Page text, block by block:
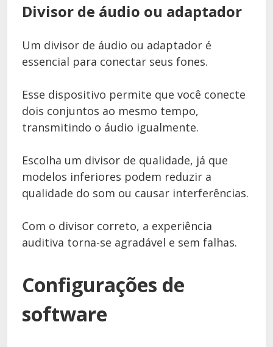
Divisor de áudio ou adaptador
Um divisor de áudio ou adaptador é
essencial para conectar seus fones.
Esse dispositivo permite que você conecte
dois conjuntos ao mesmo tempo,
transmitindo o áudio igualmente.
Escolha um divisor de qualidade, já que
modelos inferiores podem reduzir a
qualidade do som ou causar interferências.
Com o divisor correto, a experiência
auditiva torna-se agradável e sem falhas.
Configurações de
software